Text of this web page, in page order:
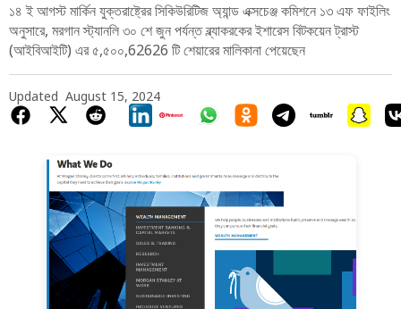
Chia
$1.38
6.26%
১৪ ই আগস্ট মার্কিন যুক্তরাষ্ট্রের সিকিউরিটিজ অ্যান্ড এক্সচেঞ্জ কমিশনে ১৩ এফ ফাইলিং
অনুসারে, মরগান স্ট্যানলি ৩০ শে জুন পর্যন্ত ব্ল্যাকরকের ইশারেস বিটকয়েন ট্রাস্ট
(আইবিআইটি) এর ৫,৫০০,62626 টি শেয়ারের মালিকানা পেয়েছেন
Updated August 15, 2024